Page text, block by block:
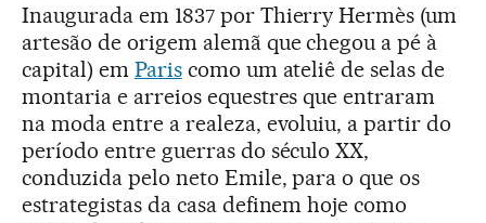
Inaugurada em 1837 por Thierry Hermès (um
artesão de origem alemã que chegou a pé à
capital) em Pariscomo um ateliê de selas de
montaria e arreios equestres que entraram
na moda entre a realeza, evoluiu, a partir do
período entre guerras do século XX,
conduzida pelo neto Emile, para o que os
estrategistas da casa definem hoje como